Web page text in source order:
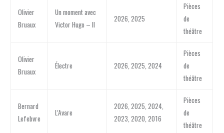
Olivier
Bruaux
Un moment avec
Victor Hugo – II
2026, 2025
Pièces
de
théâtre
Olivier
Bruaux
Électre 2026, 2025, 2024
Pièces
de
théâtre
Bernard
Lefebvre
L’Avare
2026, 2025, 2024,
2023, 2020, 2016
Pièces
de
théâtre